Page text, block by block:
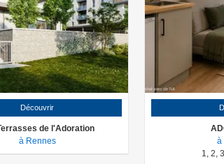
Découvrir
de l'Adoration
à Rennes
à
1
2 3